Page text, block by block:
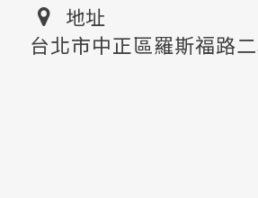
地址
台北市中正區羅斯福路